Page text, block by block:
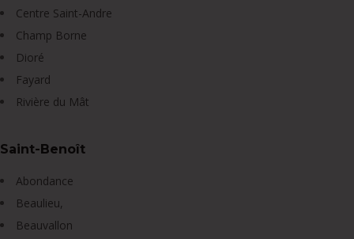
Centre Saint-Andre
Champ Borne
Dioré
Fayard
Rivière du Mât
Saint-Benoît
Abondance
Beaulieu,
Beauvallon